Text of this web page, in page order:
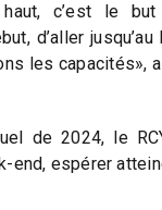
c’est le
d’aller jusqu’au
les capacités»,
de 2024, le
end, espérer